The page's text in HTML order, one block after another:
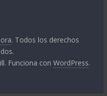
. Todos los derechos
Funciona conWordPress.